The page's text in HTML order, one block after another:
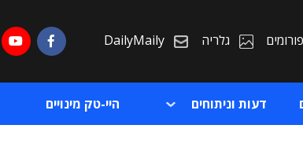
פורומים גלריה DailyMaily
דעות וניתוחים היי-טק מינויים